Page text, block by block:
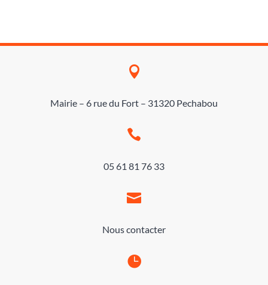

Mairie – 6 rue du Fort – 31320 Pechabou

05 61 81 76 33

Nous contacter
